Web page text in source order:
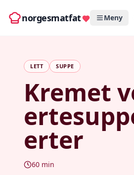
norgesmatfat Meny
LETT SUPPE
Kremet
erter
60 min